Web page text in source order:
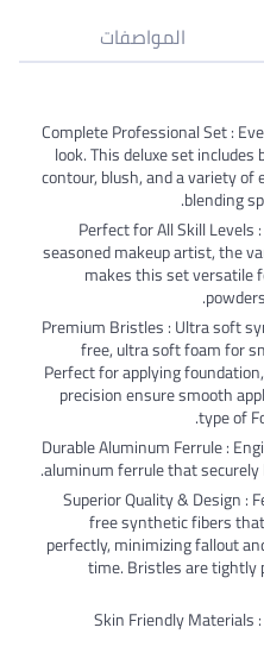
المواصفات
Complete Professional Set :
look. This deluxe set
contour, blush, and a variety
blending
Perfect for All Skill Levels
seasoned makeup artist, the
makes this set versatile
Premium Bristles : Ultra soft
free, ultra soft foam for
Perfect for applying
precision ensure smooth
type of
Durable Aluminum Ferrule :
aluminum ferrule that
Superior Quality & Design :
free synthetic fibers
perfectly, minimizing fallout
time. Bristles are tightly
Skin Friendly Materials